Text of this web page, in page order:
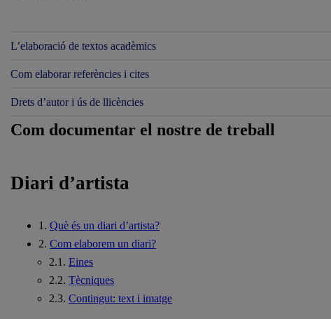
L’elaboració de textos acadèmics
Com elaborar referències i cites
Drets d’autor i ús de llicències
Com documentar el nostre de treball
Diari d’artista
1. Què és un diari d’artista?
2. Com elaborem un diari?
2.1. Eines
2.2. Tècniques
2.3. Contingut: text i imatge